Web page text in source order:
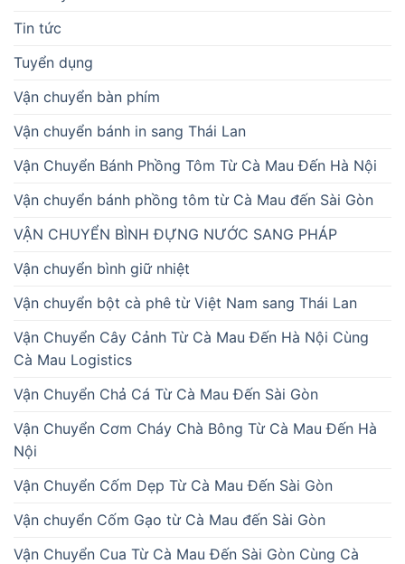
Tin tức
Tuyển dụng
Vận chuyển bàn phím
Vận chuyển bánh in sang Thái Lan
Vận Chuyển Bánh Phồng Tôm Từ Cà Mau Đến Hà Nội
Vận chuyển bánh phồng tôm từ Cà Mau đến Sài Gòn
VẬN CHUYỂN BÌNH ĐỰNG NƯỚC SANG PHÁP
Vận chuyển bình giữ nhiệt
Vận chuyển bột cà phê từ Việt Nam sang Thái Lan
Vận Chuyển Cây Cảnh Từ Cà Mau Đến Hà Nội Cùng
Cà Mau Logistics
Vận Chuyển Chả Cá Từ Cà Mau Đến Sài Gòn
Vận Chuyển Cơm Cháy Chà Bông Từ Cà Mau Đến Hà
Nội
Vận Chuyển Cốm Dẹp Từ Cà Mau Đến Sài Gòn
Vận chuyển Cốm Gạo từ Cà Mau đến Sài Gòn
Vận Chuyển Cua Từ Cà Mau Đến Sài Gòn Cùng Cà